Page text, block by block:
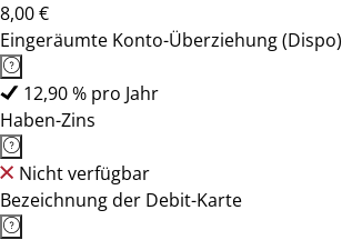
8,00 €
Eingeräumte Konto-Überziehung (Dispo)
12,90 % pro Jahr
Haben-Zins
Nicht verfügbar
Bezeichnung der Debit-Karte